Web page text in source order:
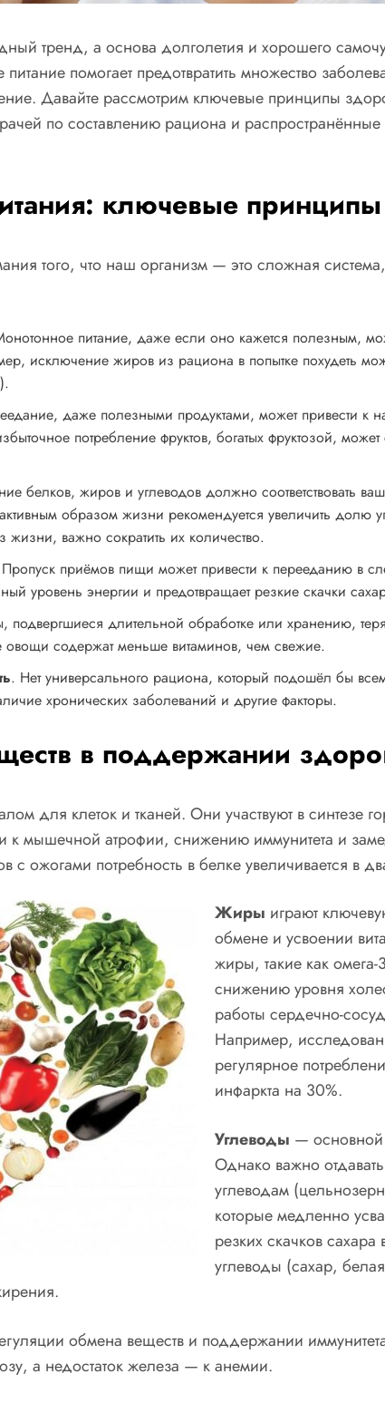
тренд, а основа долголетия и хорошего
помогает предотвратить множество
Давайте рассмотрим ключевые принципы
по составлению рациона и
ключевые принципы
того, что наш организм — это сложная система,
питание, даже если оно кажется полезным,
исключение жиров из рациона в попытке похудеть
даже полезными продуктами, может привести к
потребление фруктов, богатых фруктозой,
белков, жиров и углеводов должно соответствовать
образом жизни рекомендуется увеличить долю
важно сократить их количество.
приёмов пищи может привести к перееданию в
уровень энергии и предотвращает резкие скачки
подвергшиеся длительной обработке или хранению,
содержат меньше витаминов, чем свежие.
. Нет универсального рациона, который подошёл бы
хронических заболеваний и другие факторы.
в поддержании
для клеток и тканей. Они участвуют в синтезе
к мышечной атрофии, снижению иммунитета и
с ожогами потребность в белке увеличивается в
Жиры играют
обмене и усвоении
жиры, такие как омега-
снижению уровня
работы сердечно-
Например,
регулярное
инфаркта на 30%.
Углеводы — основной
Однако важно
углеводам
которые медленно
резких скачков
углеводы (сахар,
обмена веществ и поддержании
а недостаток железа — к анемии.